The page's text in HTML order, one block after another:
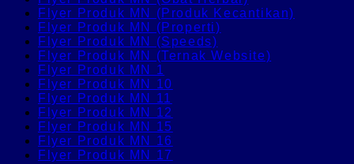
Flyer Produk MN (Produk Kecantikan)
Flyer Produk MN (Properti)
Flyer Produk MN (Speeds)
Flyer Produk MN (Ternak Website)
Flyer Produk MN 1
Flyer Produk MN 10
Flyer Produk MN 11
Flyer Produk MN 12
Flyer Produk MN 15
Flyer Produk MN 16
Flyer Produk MN 17